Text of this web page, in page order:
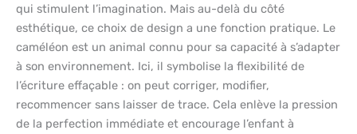
qui stimulent l’imagination. Mais au-delà du côté
esthétique, ce choix de design a une fonction pratique. Le
caméléon est un animal connu pour sa capacité à s’adapter
à son environnement. Ici, il symbolise la flexibilité de
l’écriture effaçable : on peut corriger, modifier,
recommencer sans laisser de trace. Cela enlève la pression
de la perfection immédiate et encourage l’enfant à